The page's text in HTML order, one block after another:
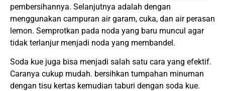
pembersihannya. Selanjutnya adalah dengan
menggunakan campuran air garam, cuka, dan air perasan
lemon. Semprotkan pada noda yang baru muncul agar
tidak terlanjur menjadi noda yang membandel.
Soda kue juga bisa menjadi salah satu cara yang efektif.
Caranya cukup mudah. bersihkan tumpahan minuman
dengan tisu kertas kemudian taburi dengan soda kue.